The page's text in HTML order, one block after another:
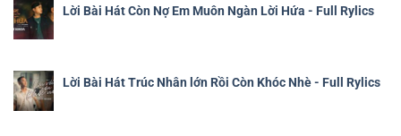
Lời Bài Hát Còn Nợ Em Muôn Ngàn Lời Hứa - Full Rylics
Lời Bài Hát Trúc Nhân lớn Rồi Còn Khóc Nhè - Full Rylics